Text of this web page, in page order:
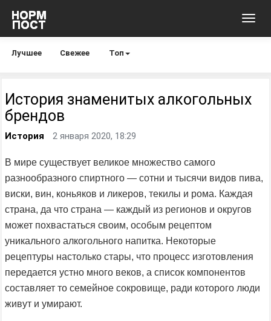
Лучшее Свежее Топ
История знаменитых алкогольных
брендов
История 2 января 2020, 18:29
В мире существует великое множество самого
разнообразного спиртного — сотни и тысячи видов пива,
виски, вин, коньяков и ликеров, текилы и рома. Каждая
страна, да что страна — каждый из регионов и округов
может похвастаться своим, особым рецептом
уникального алкогольного напитка. Некоторые
рецептуры настолько стары, что процесс изготовления
передается устно много веков, а список компонентов
составляет то семейное сокровище, ради которого люди
живут и умирают.